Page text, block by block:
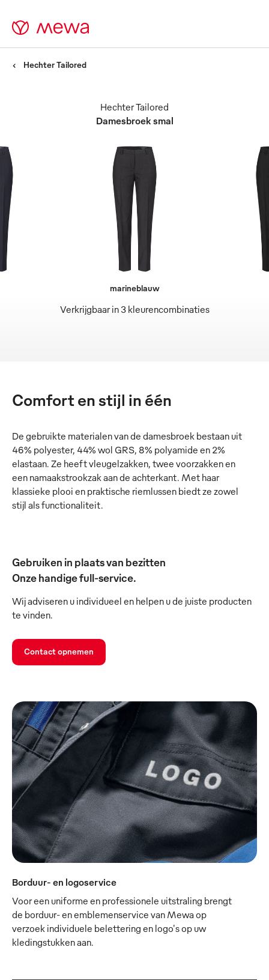
Hechter Tailored
Damesbroek smal
Hechter Tailored
Verkrijgbaar in 3 kleurencombinaties
marineblauw
Comfort en stijl in één
De gebruikte materialen van de damesbroek bestaan uit
46% polyester, 44% wol GRS, 8% polyamide en 2%
elastaan. Ze heeft vleugelzakken, twee voorzakken en
een namaakstrookzak aan de achterkant. Met haar
klassieke plooi en praktische riemlussen biedt ze zowel
stijl als functionaliteit.
Gebruiken in plaats van bezitten
Onze handige full-service.
Wij adviseren u individueel en helpen u de juiste producten
te vinden.
Contact opnemen
Borduur- en logoservice
Voor een uniforme en professionele uitstraling brengt
de borduur- en emblemenservice van Mewa op
verzoek individuele belettering en logo's op uw
kledingstukken aan.